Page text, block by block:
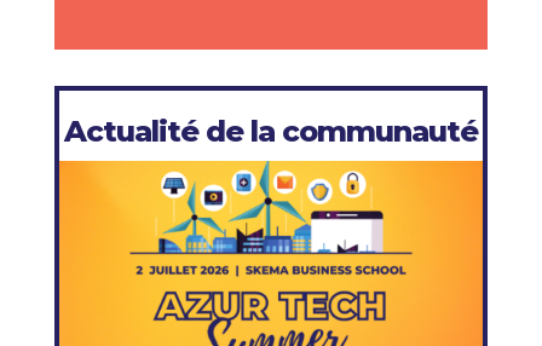
Actualité de la communauté